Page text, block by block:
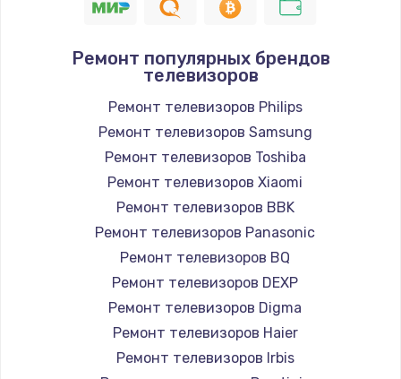
390 руб.
Замена Bluetooth/Wi-Fi модуля
800 руб.
Замена картридера
Заказать
Замена микросхемы NFC
1100 руб.
Заказать
Ремонт популярных брендов
телевизоров
Ремонт телевизоров Philips
Ремонт телевизоров Samsung
Ремонт телевизоров Toshiba
Ремонт телевизоров Xiaomi
Ремонт телевизоров BBK
Ремонт телевизоров Panasonic
Ремонт телевизоров BQ
Ремонт телевизоров DEXP
Ремонт телевизоров Digma
Ремонт телевизоров Haier
Ремонт телевизоров Irbis